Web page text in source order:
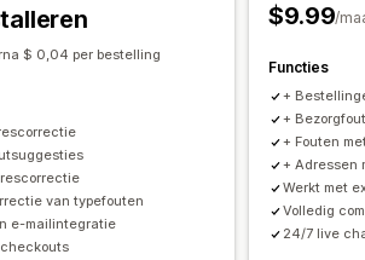
$ 0,04 per bestelling
van typefouten
e-mailintegratie
$9.99/
Functies
+
+
+ Fouten
+ Adressen
Werkt met
Volledig
24/7 live